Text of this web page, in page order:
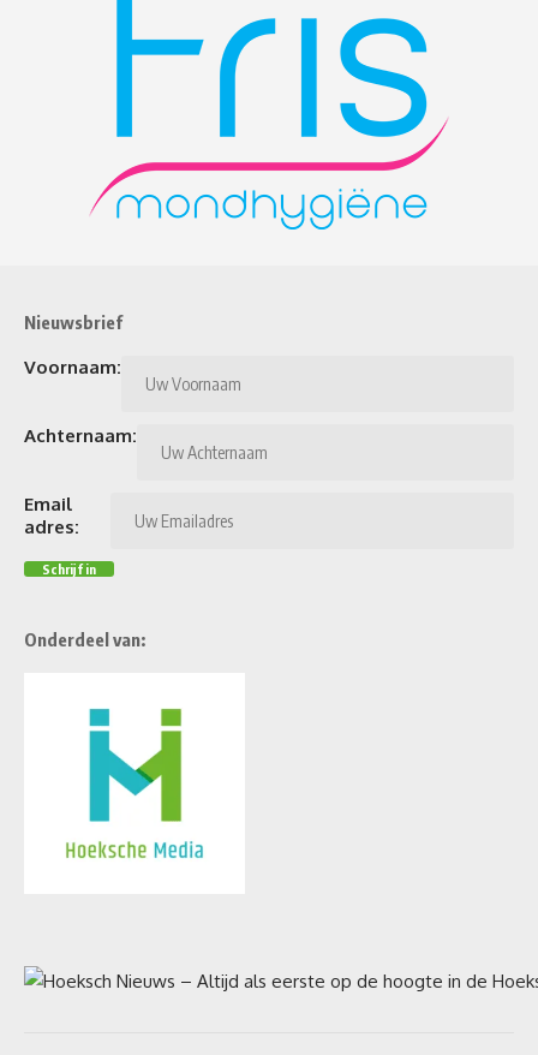
Nieuwsbrief
Voornaam:
Achternaam:
Email
adres:
Onderdeel van: